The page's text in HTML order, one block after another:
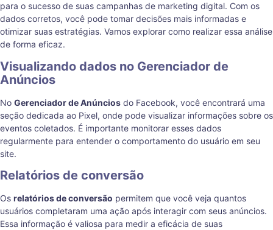
para o sucesso de suas campanhas de marketing digital. Com os
dados corretos, você pode tomar decisões mais informadas e
otimizar suas estratégias. Vamos explorar como realizar essa análise
de forma eficaz.
Visualizando dados no Gerenciador de
Anúncios
No Gerenciador de Anúncios do Facebook, você encontrará uma
seção dedicada ao Pixel, onde pode visualizar informações sobre os
eventos coletados. É importante monitorar esses dados
regularmente para entender o comportamento do usuário em seu
site.
Relatórios de conversão
Os relatórios de conversão permitem que você veja quantos
usuários completaram uma ação após interagir com seus anúncios.
Essa informação é valiosa para medir a eficácia de suas